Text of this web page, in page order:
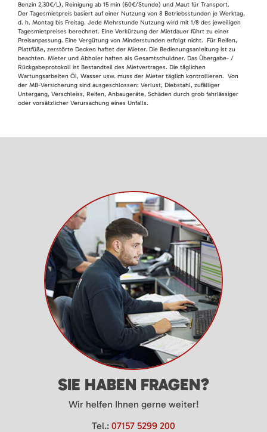
Benzin 2,30€/L), Reinigung ab 15 min (60€/Stunde) und Maut für Transport.
Der Tagesmietpreis basiert auf einer Nutzung von 8 Betriebsstunden je Werktag,
d. h. Montag bis Freitag. Jede Mehrstunde Nutzung wird mit 1/8 des jeweiligen
Tagesmietpreises berechnet. Eine Verkürzung der Mietdauer führt zu einer
Preisanpassung. Eine Vergütung von Minderstunden erfolgt nicht. Für Reifen,
Plattfüße, zerstörte Decken haftet der Mieter. Die Bedienungsanleitung ist zu
beachten. Mieter und Abholer haften als Gesamtschuldner. Das Übergabe- /
Rückgabeprotokoll ist Bestandteil des Mietvertrages. Die täglichen
Wartungsarbeiten Öl, Wasser usw. muss der Mieter täglich kontrollieren. Von
der MB-Versicherung sind ausgeschlossen: Verlust, Diebstahl, zufälliger
Untergang, Verschleiss, Reifen, Anbaugeräte, Schäden durch grob fahrlässiger
oder vorsätzlicher Verursachung eines Unfalls.
SIE HABEN FRAGEN?
Wir helfen Ihnen gerne weiter!
Tel.: 07157 5299 200